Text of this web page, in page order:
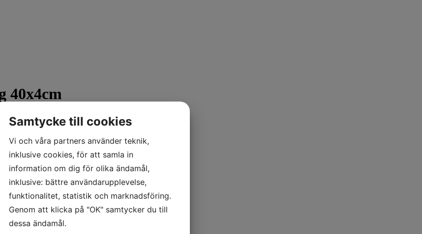
40x4cm
Samtycke till cookies
Vi och våra partners använder teknik,
inklusive cookies, för att samla in
information om dig för olika ändamål,
inklusive: bättre användarupplevelse,
funktionalitet, statistik och marknadsföring.
Genom att klicka på "OK" samtycker du till
dessa ändamål.